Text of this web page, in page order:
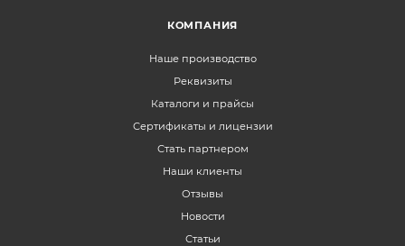
КОМПАНИЯ
Наше производство
Реквизиты
Каталоги и прайсы
Сертификаты и лицензии
Стать партнером
Наши клиенты
Отзывы
Новости
Статьи